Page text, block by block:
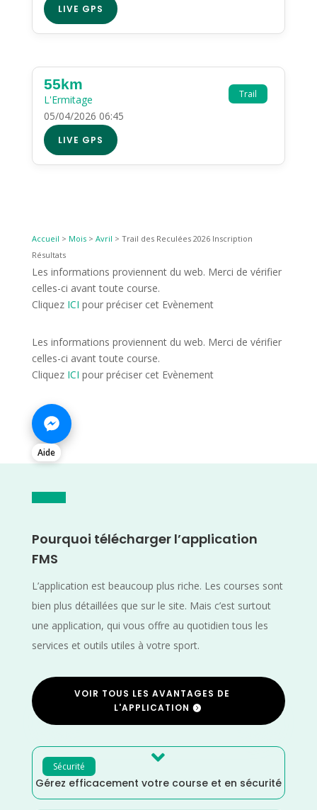
LIVE GPS
Trail
55km
L'Ermitage
05/04/2026 06:45
LIVE GPS
Accueil > Mois> Avril > Trail des Reculées 2026 Inscription
Résultats
Les informations proviennent du web. Merci de vérifier
celles-ci avant toute course.
Cliquez ICI pour préciser cet Evènement
Les informations proviennent du web. Merci de vérifier
celles-ci avant toute course.
Cliquez ICI pour préciser cet Evènement
Aide
Pourquoi télécharger l’application
FMS
L’application est beaucoup plus riche. Les courses sont
bien plus détaillées que sur le site. Mais c’est surtout
une application, qui vous offre au quotidien tous les
services et outils utiles à votre sport.
VOIR TOUS LES AVANTAGES DE
L'APPLICATION
Sécurité 
Gérez efficacement votre course et en sécurité